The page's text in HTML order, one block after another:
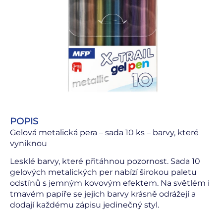
POPIS
Gelová metalická pera – sada 10 ks – barvy, které
vyniknou
Lesklé barvy, které přitáhnou pozornost. Sada 10
gelových metalických per nabízí širokou paletu
odstínů s jemným kovovým efektem. Na světlém i
tmavém papíře se jejich barvy krásně odrážejí a
dodají každému zápisu jedinečný styl.